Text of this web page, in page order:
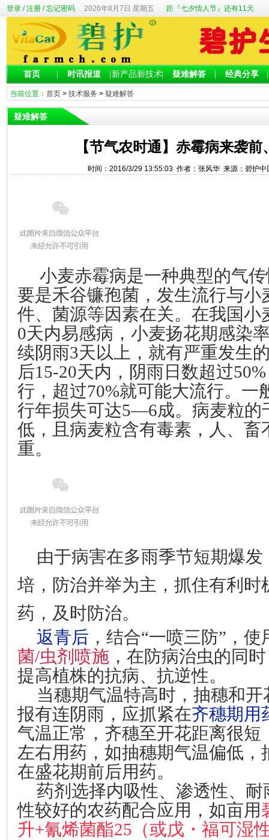
登录/注册/忘记密码 2026年8月7日 星期五 距『七夕情人节』还有11天
首页 时讯报道 新产品新技术 疑难解答 经典分享
当前位置： 首页> 技术服务 > 疑难解答
疑难解答
【节气农时通】赤霉病来袭
时间：2016/3/29 13:55:03 作者：张风华 来源：碧护
小麦赤霉病是一种典型的气
要是禾谷镰孢菌，发生流行与小
件、菌源等因素在关。在我国小
0天内易感病，小麦扬花期感染
续阴雨3天以上，就有严重发生
后15-20天内，阴雨日数超过
行，超过70%就可能大流行。一
行年损失可达5―6成。病麦粒的
低，且病麦粒含有毒素，人、畜
重。
由于病害在多雨季节短期爆
培，防治并举为主，抓住有利时
药，及时防治。
返青后 ，结合“一喷三防”，使
菌/虫剂喷施，在防病治虫的同
提高植株的抗病、抗逆性。
当穗期气温特高时，抽穗和
报有连阴雨，应抓紧在齐穗期用
气温正常，齐穗至开花距离很短
左右用药，如抽穗期气温偏低，
在盛花期前后用药。
药剂选择内吸性、渗透性、
性较好的农药配合应用，如亩用
升+氰烯菌酯25（或戊・福可湿